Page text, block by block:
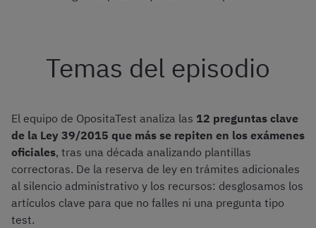
Temas del episodio
El equipo de OpositaTest analiza las 12 preguntas clave
de la Ley 39/2015 que más se repiten en los exámenes
oficiales, tras una década analizando plantillas
correctoras. De la reserva de ley en trámites adicionales
al silencio administrativo y los recursos: desglosamos los
artículos clave para que no falles ni una pregunta tipo
test.